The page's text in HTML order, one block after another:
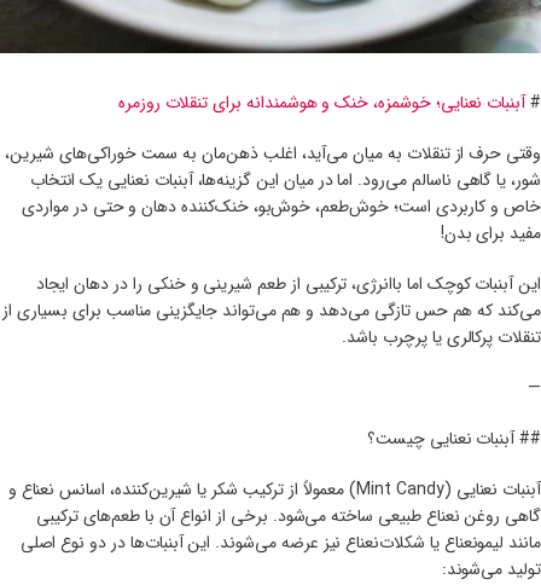
#آبنبات نعنایی؛ خوشمزه، خنک و هوشمندانه برای تنقلات روزمره
وقتی حرف از تنقلات به میان می‌آید، اغلب ذهن‌مان به سمت خوراکی‌های شیرین،
شور، یا گاهی ناسالم می‌رود. اما در میان این گزینه‌ها، آبنبات نعنایی یک انتخاب
خاص و کاربردی است؛ خوش‌طعم، خوش‌بو، خنک‌کننده دهان و حتی در مواردی
مفید برای بدن!
این آبنبات کوچک اما با‌انرژی، ترکیبی از طعم شیرینی و خنکی را در دهان ایجاد
می‌کند که هم حس تازگی می‌دهد و هم می‌تواند جایگزینی مناسب برای بسیاری از
تنقلات پرکالری یا پرچرب باشد.
—
## آبنبات نعنایی چیست؟
آبنبات نعنایی (Mint Candy) معمولاً از ترکیب شکر یا شیرین‌کننده، اسانس نعناع و
گاهی روغن نعناع طبیعی ساخته می‌شود. برخی از انواع آن با طعم‌های ترکیبی
مانند لیمو‌نعناع یا شکلات‌نعناع نیز عرضه می‌شوند. این آبنبات‌ها در دو نوع اصلی
تولید می‌شوند: